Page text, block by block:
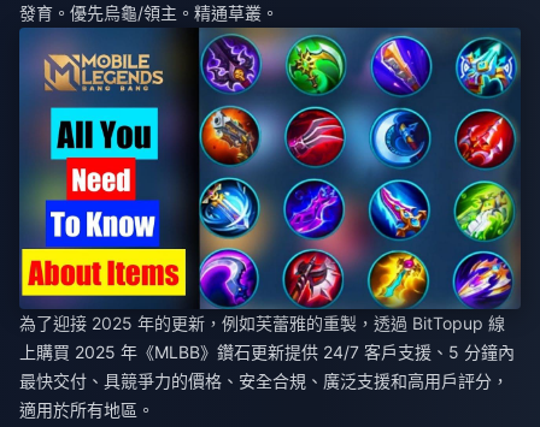
發育。優先烏龜/領主。精通草叢。
為了迎接 2025 年的更新，例如芙蕾雅的重製，透過 BitTopup 線
上購買 2025 年《MLBB》鑽石更新提供 24/7 客戶支援、5 分鐘內
最快交付、具競爭力的價格、安全合規、廣泛支援和高用戶評分，
適用於所有地區。